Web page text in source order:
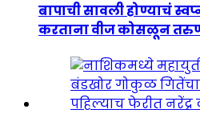
बापाची सावली होण्याचं
करताना वीज कोसळून